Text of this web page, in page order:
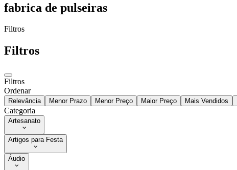
fabrica de pulseiras
Filtros
Filtros
Filtros
Ordenar
Relevância Menor Prazo Menor Preço Maior Preço Mais Vendidos
Categoria
Artesanato
Artigos para Festa
Áudio